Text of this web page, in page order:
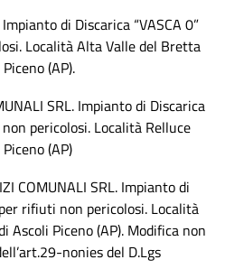
Impianto di Discarica “VASCA 0”
Località Alta Valle del Bretta
(AP).
SRL. Impianto di Discarica
pericolosi. Località Relluce
(AP)
COMUNALI SRL. Impianto di
rifiuti non pericolosi. Località
Ascoli Piceno (AP). Modifica non
nonies del D.Lgs